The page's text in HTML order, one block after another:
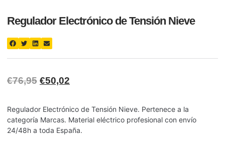
Regulador Electrónico de Tensión Nieve
€76,95 €50,02
Regulador Electrónico de Tensión Nieve. Pertenece a la
categoría Marcas. Material eléctrico profesional con envío
24/48h a toda España.